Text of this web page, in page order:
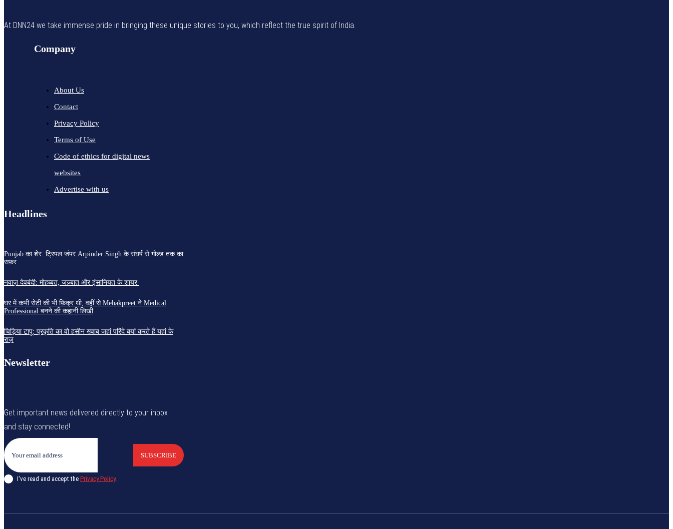
At DNN24 we take immense pride in bringing these unique stories to you, which reflect the true spirit of India.
Company
About Us
Contact
Privacy Policy
Terms of Use
Code of ethics for digital news
websites
Advertise with us
Headlines
Punjab का शेर: ट्रिपल जंपर Arpinder Singh के संघर्ष से गोल्ड तक का
सफ़र
नवाज़ देवबंदी: मोहब्बत, जज़्बात और इंसानियत के शायर
घर में कभी रोटी की भी फ़िक्र थी, वहीं से Mehakpreet ने Medical
Professional बनने की कहानी लिखी
चिड़िया टापू: प्रकृति का वो हसीन ख्वाब जहां परिंदे बयां करते हैं यहां के
राज़
Newsletter
Get important news delivered directly to your inbox
and stay connected!
SUBSCRIBE
I've read and accept the Privacy Policy.